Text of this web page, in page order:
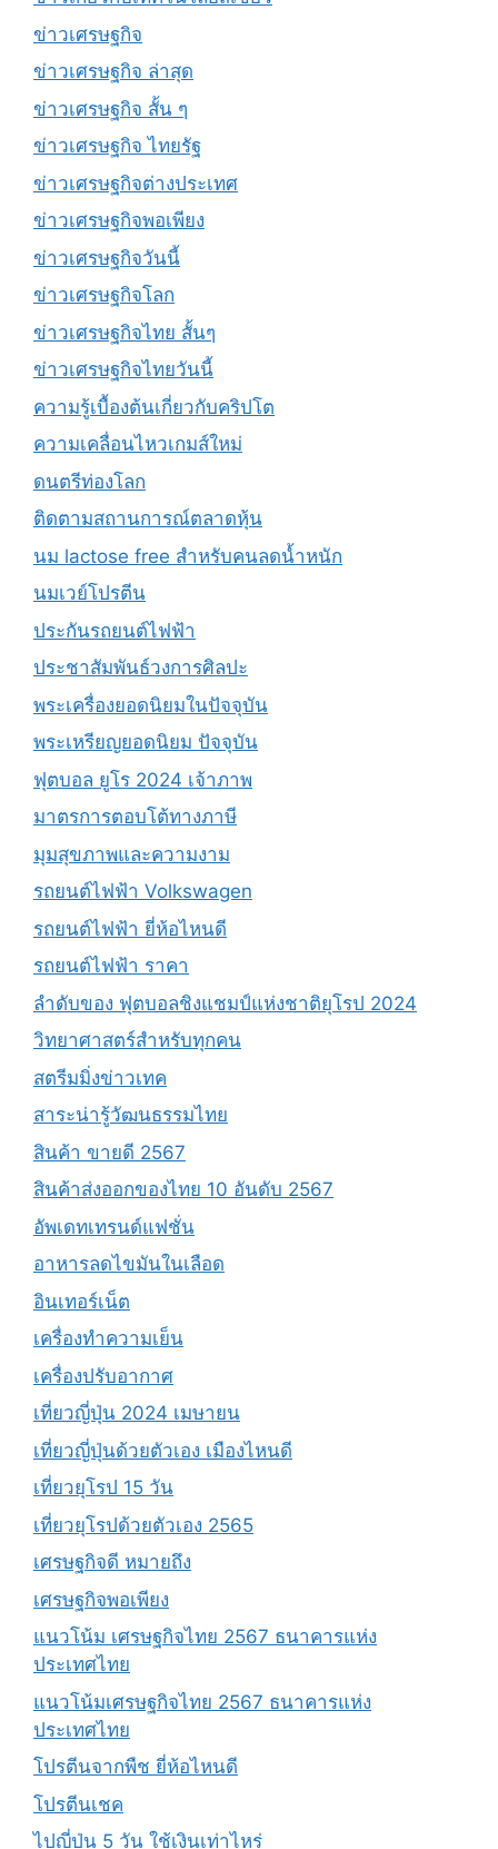
ข่าวเศรษฐกิจ
ข่าวเศรษฐกิจ ล่าสุด
ข่าวเศรษฐกิจ สั้น ๆ
ข่าวเศรษฐกิจ ไทยรัฐ
ข่าวเศรษฐกิจต่างประเทศ
ข่าวเศรษฐกิจพอเพียง
ข่าวเศรษฐกิจวันนี้
ข่าวเศรษฐกิจโลก
ข่าวเศรษฐกิจไทย สั้นๆ
ข่าวเศรษฐกิจไทยวันนี้
ความรู้เบื้องต้นเกี่ยวกับคริปโต
ความเคลื่อนไหวเกมส์ใหม่
ดนตรีท่องโลก
ติดตามสถานการณ์ตลาดหุ้น
นม lactose free สำหรับคนลดน้ำหนัก
นมเวย์โปรตีน
ประกันรถยนต์ไฟฟ้า
ประชาสัมพันธ์วงการศิลปะ
พระเครื่องยอดนิยมในปัจจุบัน
พระเหรียญยอดนิยม ปัจจุบัน
ฟุตบอล ยูโร 2024 เจ้าภาพ
มาตรการตอบโต้ทางภาษี
มุมสุขภาพและความงาม
รถยนต์ไฟฟ้า Volkswagen
รถยนต์ไฟฟ้า ยี่ห้อไหนดี
รถยนต์ไฟฟ้า ราคา
ลำดับของ ฟุตบอลชิงแชมป์แห่งชาติยุโรป 2024
วิทยาศาสตร์สำหรับทุกคน
สตรีมมิ่งข่าวเทค
สาระน่ารู้วัฒนธรรมไทย
สินค้า ขายดี 2567
สินค้าส่งออกของไทย 10 อันดับ 2567
อัพเดทเทรนด์แฟชั่น
อาหารลดไขมันในเลือด
อินเทอร์เน็ต
เครื่องทำความเย็น
เครื่องปรับอากาศ
เที่ยวญี่ปุ่น 2024 เมษายน
เที่ยวญี่ปุ่นด้วยตัวเอง เมืองไหนดี
เที่ยวยุโรป 15 วัน
เที่ยวยุโรปด้วยตัวเอง 2565
เศรษฐกิจดี หมายถึง
เศรษฐกิจพอเพียง
แนวโน้ม เศรษฐกิจไทย 2567 ธนาคารแห่ง
ประเทศไทย
แนวโน้มเศรษฐกิจไทย 2567 ธนาคารแห่ง
ประเทศไทย
โปรตีนจากพืช ยี่ห้อไหนดี
โปรตีนเชค
ไปญี่ปุ่น 5 วัน ใช้เงินเท่าไหร่